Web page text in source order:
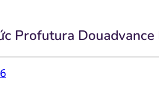
Profutura Douadvance